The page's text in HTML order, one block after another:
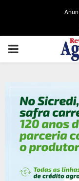
PRIMARY